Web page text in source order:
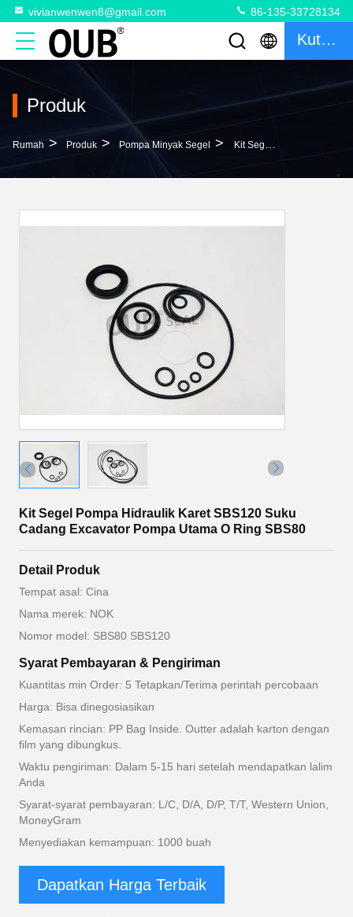
vivianwenwen8@gmail.com 86-135-33728134
Kutipan
Produk
Rumah > Produk > Pompa Minyak Segel > Kit Segel Pompa Hidraulik Karet SBS120 Suku Cadang Excavator Pompa Utama O Ring SBS80
Kit Segel Pompa Hidraulik Karet SBS120 Suku
Cadang Excavator Pompa Utama O Ring SBS80
Detail Produk
Tempat asal: Cina
Nama merek: NOK
Nomor model: SBS80 SBS120
Syarat Pembayaran & Pengiriman
Kuantitas min Order: 5 Tetapkan/Terima perintah percobaan
Harga: Bisa dinegosiasikan
Kemasan rincian: PP Bag Inside. Outter adalah karton dengan
film yang dibungkus.
Waktu pengiriman: Dalam 5-15 hari setelah mendapatkan lalim
Anda
Syarat-syarat pembayaran: L/C, D/A, D/P, T/T, Western Union,
MoneyGram
Menyediakan kemampuan: 1000 buah
Dapatkan Harga Terbaik